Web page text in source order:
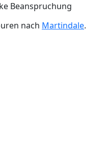
Beanspruchung
nach Martindale.